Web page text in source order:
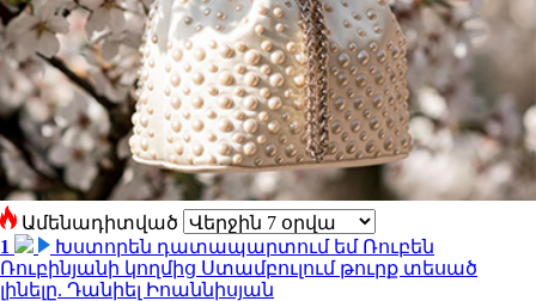
Ամենադիտված
1
Խստորեն դատապարտում եմ Ռուբեն
Ռուբինյանի կողմից Ստամբուլում թուրք տեսած
լինելը. Դանիել Իոաննիսյան